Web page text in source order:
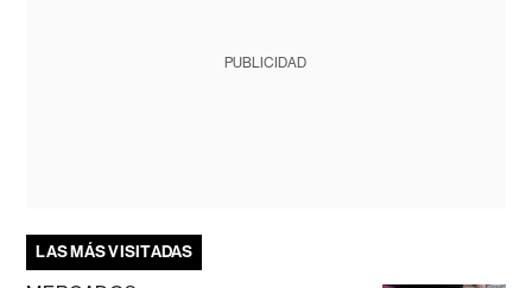
PUBLICIDAD
LAS MÁS VISITADAS